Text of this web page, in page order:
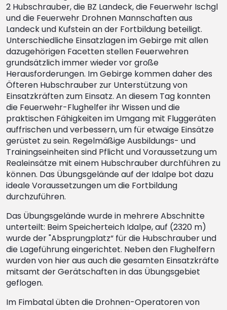
2 Hubschrauber, die BZ Landeck, die Feuerwehr Ischgl
und die Feuerwehr Drohnen Mannschaften aus
Landeck und Kufstein an der Fortbildung beteiligt.
Unterschiedliche Einsatzlagen im Gebirge mit allen
dazugehörigen Facetten stellen Feuerwehren
grundsätzlich immer wieder vor große
Herausforderungen. Im Gebirge kommen daher des
Öfteren Hubschrauber zur Unterstützung von
Einsatzkräften zum Einsatz. An diesem Tag konnten
die Feuerwehr-Flughelfer ihr Wissen und die
praktischen Fähigkeiten im Umgang mit Fluggeräten
auffrischen und verbessern, um für etwaige Einsätze
gerüstet zu sein. Regelmäßige Ausbildungs- und
Trainingseinheiten sind Pflicht und Voraussetzung um
Realeinsätze mit einem Hubschrauber durchführen zu
können. Das Übungsgelände auf der Idalpe bot dazu
ideale Voraussetzungen um die Fortbildung
durchzuführen.
Das Übungsgelände wurde in mehrere Abschnitte
unterteilt: Beim Speicherteich Idalpe, auf (2320 m)
wurde der "Absprungplatz“ für die Hubschrauber und
die Lageführung eingerichtet. Neben den Flughelfern
wurden von hier aus auch die gesamten Einsatzkräfte
mitsamt der Gerätschaften in das Übungsgebiet
geflogen.
Im Fimbatal übten die Drohnen-Operatoren von